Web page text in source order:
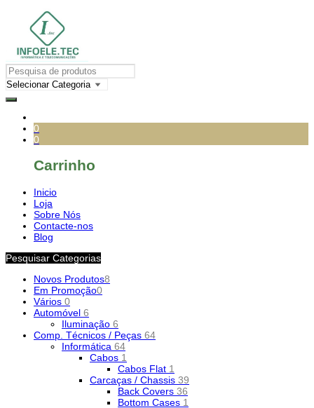
0
0
Carrinho
Inicio
Loja
Sobre Nós
Contacte-nos
Blog
Pesquisar Categorias
Novos Produtos8
Em Promoção0
Vários 0
Automóvel 6
Iluminação 6
Comp. Técnicos / Peças 64
Informática 64
Cabos 1
Cabos Flat 1
Carcaças / Chassis 39
Back Covers 36
Bottom Cases 1